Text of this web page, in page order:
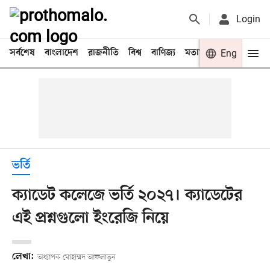
Login
সর্বশেষ বাংলাদেশ রাজনীতি বিশ্ব বাণিজ্য মতামত খেলা
Eng
ভর্তি
ক্যাডেট কলেজে ভর্তি ২০২৭। ক্যাডেটের
এই প্রশ্নগুলো ইংরেজি নিয়ে
লেখা: অধ্যাপক মোহাম্মদ আফলাতুন